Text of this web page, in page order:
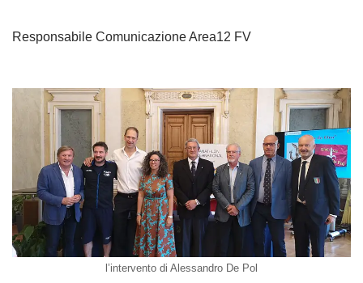
Responsabile Comunicazione Area12 FV
l’intervento di Alessandro De Pol